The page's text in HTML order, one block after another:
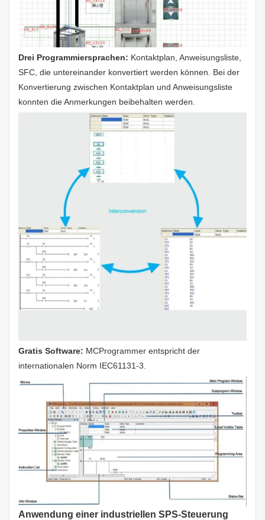
Drei Programmiersprachen: Kontaktplan, Anweisungsliste,
SFC, die untereinander konvertiert werden können. Bei der
Konvertierung zwischen Kontaktplan und Anweisungsliste
konnten die Anmerkungen beibehalten werden.
Gratis Software: MCProgrammer entspricht der
internationalen Norm IEC61131-3.
Anwendung einer industriellen SPS-Steuerung